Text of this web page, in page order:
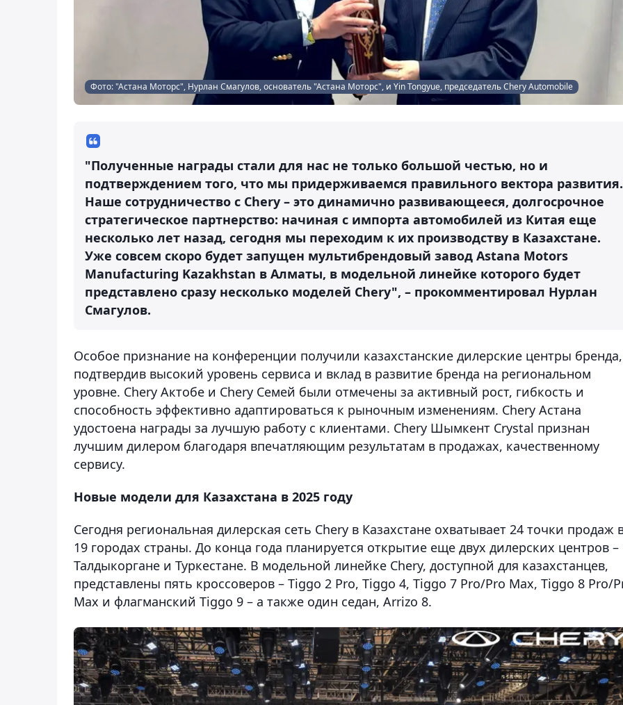
Фото: "Астана Моторс", Нурлан Смагулов, основатель "Астана Моторс", и Yin Tongyue, председатель Chery Automobile
"Полученные награды стали для нас не только большой честью, но и
подтверждением того, что мы придерживаемся правильного вектора развития.
Наше сотрудничество с Chery – это динамично развивающееся, долгосрочное
стратегическое партнерство: начиная с импорта автомобилей из Китая еще
несколько лет назад, сегодня мы переходим к их производству в Казахстане.
Уже совсем скоро будет запущен мультибрендовый завод Astana Motors
Manufacturing Kazakhstan в Алматы, в модельной линейке которого будет
представлено сразу несколько моделей Chery", – прокомментировал Нурлан
Смагулов.
Особое признание на конференции получили казахстанские дилерские центры бренда,
подтвердив высокий уровень сервиса и вклад в развитие бренда на региональном
уровне. Chery Актобе и Chery Семей были отмечены за активный рост, гибкость и
способность эффективно адаптироваться к рыночным изменениям. Chery Астана
удостоена награды за лучшую работу с клиентами. Chery Шымкент Crystal признан
лучшим дилером благодаря впечатляющим результатам в продажах, качественному
сервису.
Новые модели для Казахстана в 2025 году
Сегодня региональная дилерская сеть Chery в Казахстане охватывает 24 точки продаж
19 городах страны. До конца года планируется открытие еще двух дилерских центров –
Талдыкоргане и Туркестане. В модельной линейке Chery, доступной для казахстанцев,
представлены пять кроссоверов – Tiggo 2 Pro, Tiggo 4, Tiggo 7 Pro/Pro Max, Tiggo 8 Pro/
Max и флагманский Tiggo 9 – а также один седан, Arrizo 8.